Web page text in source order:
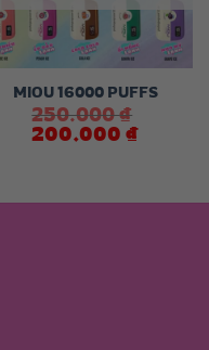
MIOU 16000 PUFFS
250.000₫
Giá
gốc
200.000 ₫Giá